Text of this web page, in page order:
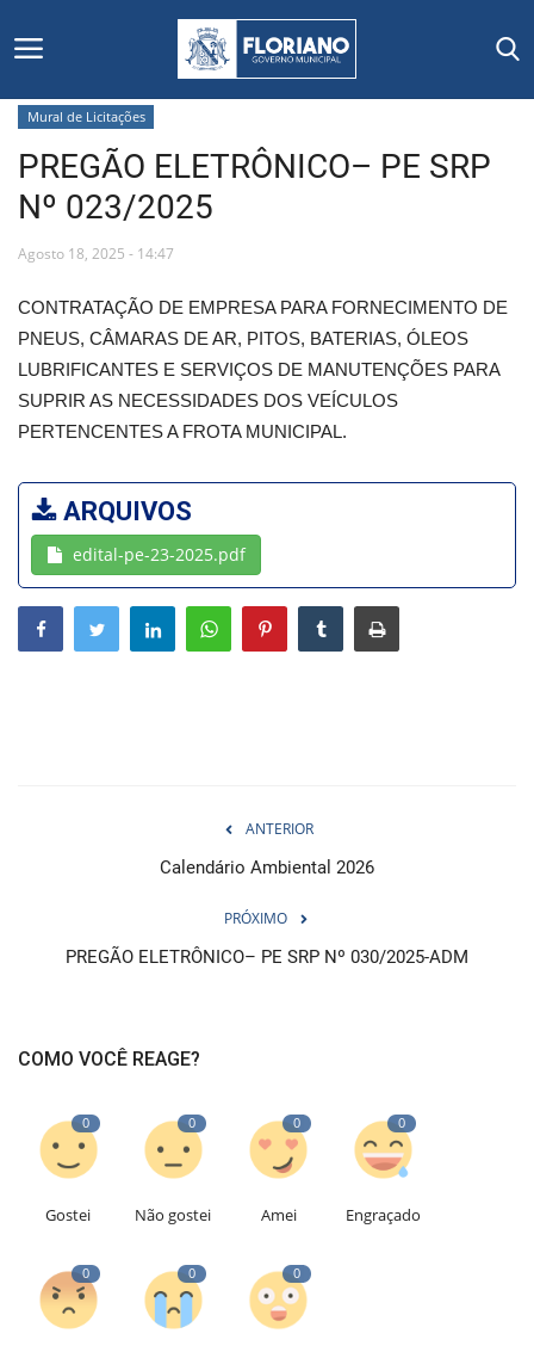
Início
Editais
Secretarias e Órgãos
Mural de Licitações
Vídeos
Webmail
Contato
Mural de Licitações
PREGÃO ELETRÔNICO– PE SRP
Nº 023/2025
Agosto 18, 2025 - 14:47
CONTRATAÇÃO DE EMPRESA PARA FORNECIMENTO DE
PNEUS, CÂMARAS DE AR, PITOS, BATERIAS, ÓLEOS
LUBRIFICANTES E SERVIÇOS DE MANUTENÇÕES PARA
SUPRIR AS NECESSIDADES DOS VEÍCULOS
PERTENCENTES A FROTA MUNICIPAL.
ARQUIVOS
edital-pe-23-2025.pdf
ANTERIOR
Calendário Ambiental 2026
PRÓXIMO
PREGÃO ELETRÔNICO– PE SRP Nº 030/2025-ADM
COMO VOCÊ REAGE?
0
Gostei
0
Não gostei
0
Amei
0
Engraçado
0 0 0